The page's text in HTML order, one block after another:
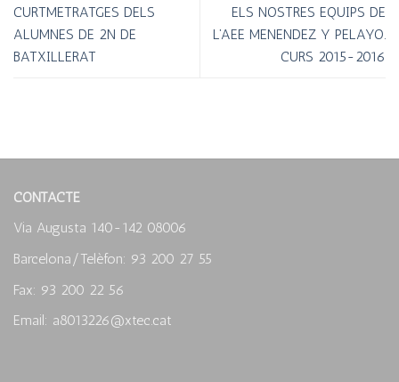
CURTMETRATGES DELS
ALUMNES DE 2N DE
BATXILLERAT
ELS NOSTRES EQUIPS DE
L’AEE MENENDEZ Y PELAYO.
CURS 2015-2016
CONTACTE
Via Augusta 140-142 08006
Barcelona/Telèfon: 93 200 27 55
Fax: 93 200 22 56
Email: a8013226@xtec.cat